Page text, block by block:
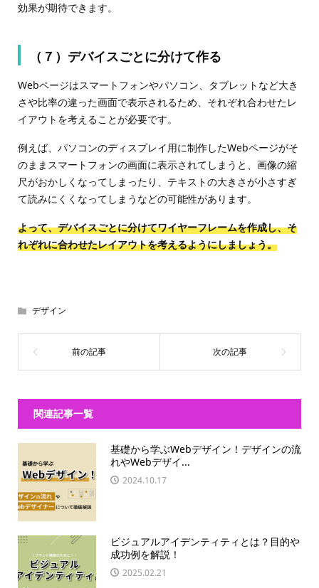
効果が期待できます。
（７）デバイスごとに分けて作る
Webページはスマートフォンやパソコン、タブレットなど大き
さや比率の違った画面で表示されるため、それぞれ合わせたレ
イアウトを考えることが必要です。
例えば、パソコンのディスプレイ用に制作したWebページがそ
のままスマートフォンの画面に表示されてしまうと、画像の縮
尺がおかしくなってしまったり、テキストの大きさが小さすぎ
て読みにくくなってしまうなどの可能性があります。
よって、デバイスごとに分けてワイヤーフレームを作成し、そ
れぞれに合わせたレイアウトを考えるようにしましょう。
デザイン
関連記事一覧
基礎から学ぶWebデザイン！デザインの流
れやWebデザイ...
2024.10.17
ビジュアルアイデンティティとは？目的や
成功例を解説！
2025.02.21